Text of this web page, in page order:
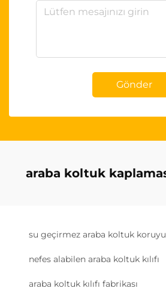
Gönder
araba koltuk
su geçirmez araba koltuk
nefes alabilen araba koltuk kılıfı
araba koltuk kılıfı fabrikası